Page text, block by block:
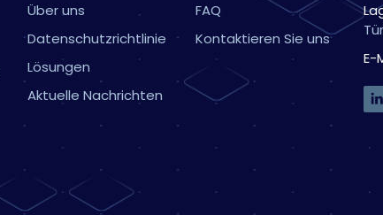
Über uns
Datenschutzrichtlinie
Lösungen
Aktuelle Nachrichten
FAQ
Kontaktieren Sie uns
E-